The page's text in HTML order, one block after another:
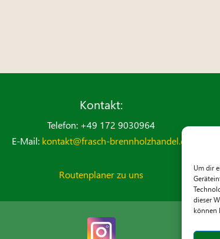
Um dir
dieser
können
Kontakt:
Telefon: +49 172 9030964
E-Mail: kontakt@frasch-brennholzhandel.de
Routenplaner zu uns